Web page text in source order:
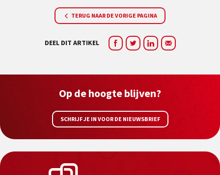
TERUG NAAR DE VORIGE PAGINA
DEEL DIT ARTIKEL
Op de hoogte blijven?
SCHRIJF JE IN VOOR DE NIEUWSBRIEF